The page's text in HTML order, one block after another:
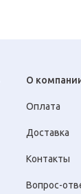
О
Оплата
Доставка
Контакты
Вопрос-